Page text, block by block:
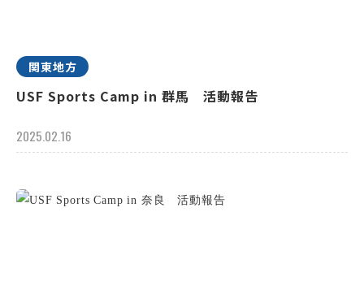
関東地方
USF Sports Camp in 群馬 活動報告
2025.02.16